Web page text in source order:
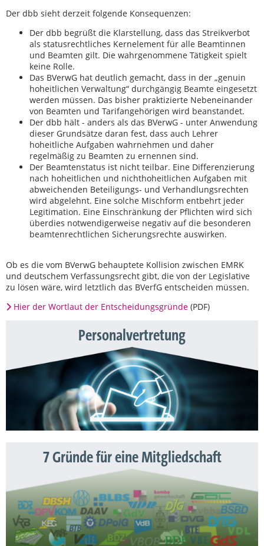
Der dbb sieht derzeit folgende Konsequenzen:
Der dbb begrüßt die Klarstellung, dass das Streikverbot
als statusrechtliches Kernelement für alle Beamtinnen
und Beamten gilt. Die wahrgenommene Tätigkeit spielt
keine Rolle.
Das BVerwG hat deutlich gemacht, dass in der „genuin
hoheitlichen Verwaltung“ durchgängig Beamte eingesetzt
werden müssen. Das bisher praktizierte Nebeneinander
von Beamten und Tarifangehörigen wird beanstandet.
Der dbb hält - anders als das BVerwG - unter Anwendung
dieser Grundsätze daran fest, dass auch Lehrer
hoheitliche Aufgaben wahrnehmen und daher
regelmäßig zu Beamten zu ernennen sind.
Der Beamtenstatus ist nicht teilbar. Eine Differenzierung
nach hoheitlichen und nichthoheitlichen Aufgaben mit
abweichenden Beteiligungs- und Verhandlungsrechten
wird abgelehnt. Eine solche Mischform entbehrt jeder
Legitimation. Eine Einschränkung der Pflichten wird sich
überdies notwendigerweise negativ auf die besonderen
beamtenrechtlichen Sicherungsrechte auswirken.
Ob es die vom BVerwG behauptete Kollision zwischen EMRK
und deutschem Verfassungsrecht gibt, die von der Legislative
zu lösen wäre, wird letztlich das BVerfG entscheiden müssen.
Hier der Wortlaut der Entscheidungsgründe (PDF)
Personalvertretung
7 Gründe für eine Mitgliedschaft